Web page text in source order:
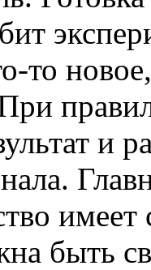
то
и
быть